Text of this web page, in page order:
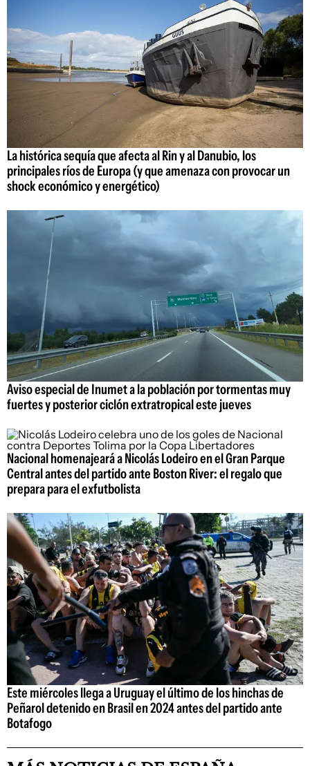
La histórica sequía que afecta al Rin y al Danubio, los
principales ríos de Europa (y que amenaza con provocar un
shock económico y energético)
Aviso especial de Inumet a la población por tormentas muy
fuertes y posterior ciclón extratropical este jueves
Nacional homenajeará a Nicolás Lodeiro en el Gran Parque
Central antes del partido ante Boston River: el regalo que
prepara para el exfutbolista
Este miércoles llega a Uruguay el último de los hinchas de
Peñarol detenido en Brasil en 2024 antes del partido ante
Botafogo